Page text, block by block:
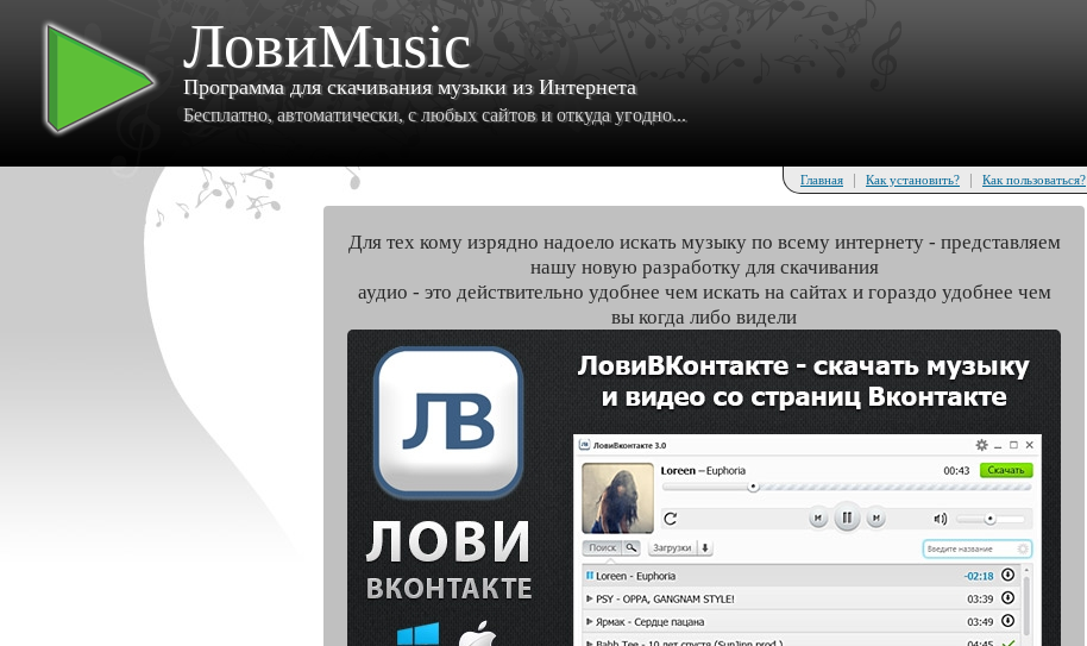
ЛовиMusic
Программа для скачивания музыки из Интернета
Бесплатно, автоматически, с любых сайтов и откуда угодно...
Главная | Как установить? | Как пользоваться?
Для тех кому изрядно надоело искать музыку по всему интернету - представляем
нашу новую разработку для скачивания
аудио - это действительно удобнее чем искать на сайтах и гораздо удобнее чем
вы когда либо видели